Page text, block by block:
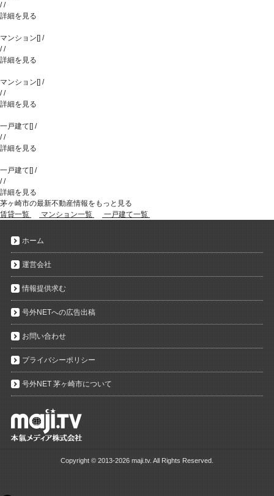
//
詳細を見る
マンション [] /
//
詳細を見る
マンション [] /
//
詳細を見る
一戸建て [] /
//
詳細を見る
一戸建て [] /
//
詳細を見る
茅ヶ崎市の最新不動産情報をもっと見る
賃貸一覧
マンション一覧 一戸建て一覧
ホーム
運営会社
情報提供求む
号外NETへの広告出稿
お問い合わせ
プライバシーポリシー
号外NET 茅ヶ崎市について
Copyright © 2013-2026 maji.tv. All Rights Reserved.